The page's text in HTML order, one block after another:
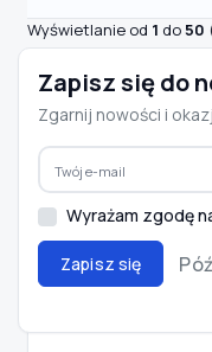
Wyświetlanie od 1 do50
Amortyzatory
Zapisz się do
Zgarnij nowości i
Wyrażam zgodę
Zapisz się